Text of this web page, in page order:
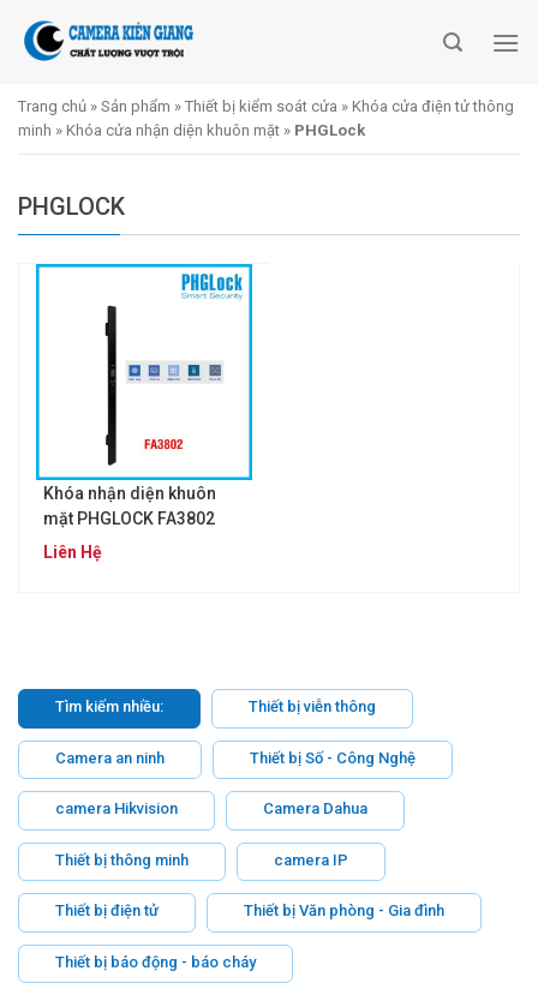
Trang chủ » Sản phẩm » Thiết bị kiểm soát cửa » Khóa cửa điện tử thông
minh » Khóa cửa nhận diện khuôn mặt » PHGLock
PHGLOCK
Khóa nhận diện khuôn
mặt PHGLOCK FA3802
Liên Hệ
Tìm kiếm nhiều: Thiết bị viễn thông
Camera an ninh Thiết bị Số - Công Nghệ
camera Hikvision Camera Dahua
Thiết bị thông minh camera IP
Thiết bị điện tử Thiết bị Văn phòng - Gia đình
Thiết bị báo động - báo cháy